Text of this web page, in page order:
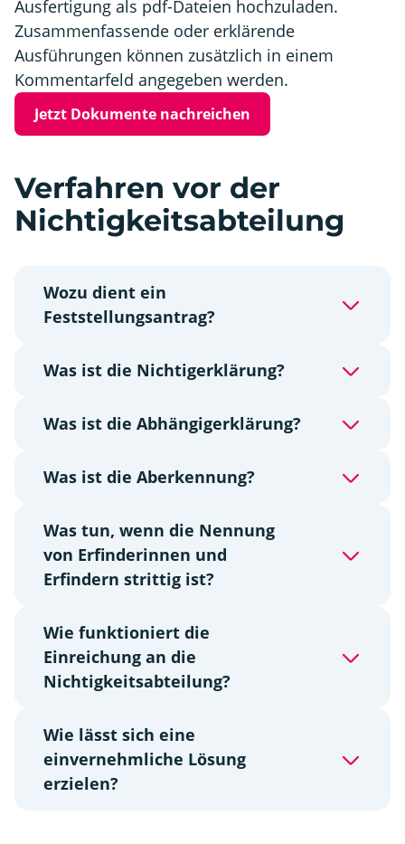
Ausfertigung als pdf-Dateien hochzuladen.
Zusammenfassende oder erklärende
Ausführungen können zusätzlich in einem
Kommentarfeld angegeben werden.
Jetzt Dokumente nachreichen
Verfahren vor der
Nichtigkeitsabteilung
Wozu dient ein
Feststellungsantrag?
Was ist die Nichtigerklärung?
Was ist die Abhängigerklärung?
Was ist die Aberkennung?
Was tun, wenn die Nennung
von Erfinderinnen und
Erfindern strittig ist?
Wie funktioniert die
Einreichung an die
Nichtigkeitsabteilung?
Wie lässt sich eine
einvernehmliche Lösung
erzielen?